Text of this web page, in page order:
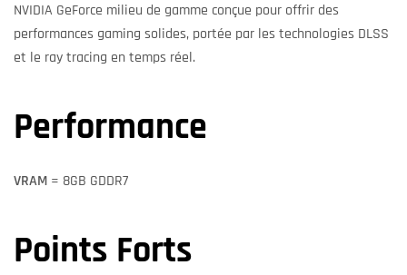
NVIDIA GeForce milieu de gamme conçue pour offrir des
performances gaming solides, portée par les technologies DLSS
et le ray tracing en temps réel.
Performance
VRAM = 8GB GDDR7
Points Forts